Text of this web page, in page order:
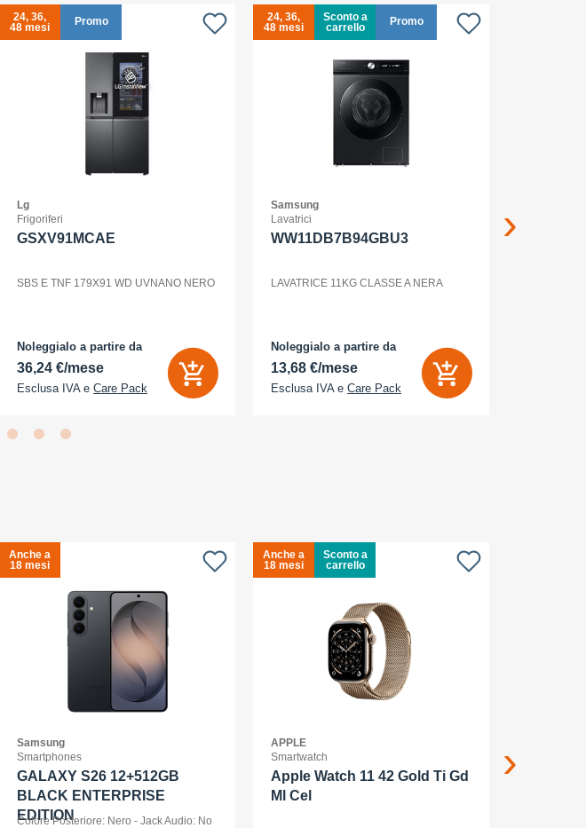
24, 36,
48 mesi
Promo
Lg
Frigoriferi
GSXV91MCAE
SBS E TNF 179X91 WD UVNANO NERO
Noleggialo a partire da
36,24 €/mese
Esclusa IVA e Care Pack
24, 36,
48 mesi
Sconto a
carrello
Promo
Samsung
Lavatrici
WW11DB7B94GBU3
LAVATRICE 11KG CLASSE A NERA
Noleggialo a partire da
13,68 €/mese
Esclusa IVA e Care Pack
Anche a
18 mesi
Samsung
Smartphones
GALAXY S26 12+512GB
BLACK ENTERPRISE
EDITION
Colore Posteriore: Nero - Jack Audio: No
Anche a
18 mesi
Sconto a
carrello
APPLE
Smartwatch
Apple Watch 11 42 Gold Ti Gd
Ml Cel